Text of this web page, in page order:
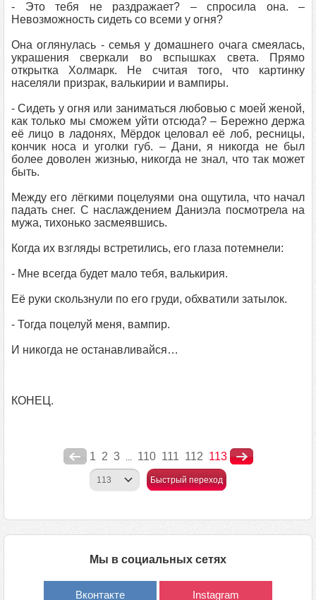
- Это тебя не раздражает? – спросила она. –
Невозможность сидеть со всеми у огня?
Она оглянулась - семья у домашнего очага смеялась,
украшения сверкали во вспышках света. Прямо
открытка Холмарк. Не считая того, что картинку
населяли призрак, валькирии и вампиры.
- Сидеть у огня или заниматься любовью с моей женой,
как только мы сможем уйти отсюда? – Бережно держа
её лицо в ладонях, Мёрдок целовал её лоб, ресницы,
кончик носа и уголки губ. – Дани, я никогда не был
более доволен жизнью, никогда не знал, что так может
быть.
Между его лёгкими поцелуями она ощутила, что начал
падать снег. С наслаждением Даниэла посмотрела на
мужа, тихонько засмеявшись.
Когда их взгляды встретились, его глаза потемнели:
- Мне всегда будет мало тебя, валькирия.
Её руки скользнули по его груди, обхватили затылок.
- Тогда поцелуй меня, вампир.
И никогда не останавливайся…
КОНЕЦ.
1 2 3 ... 110 111 112 113
Быстрый переход
Мы в социальных сетях
Вконтакте Instagram